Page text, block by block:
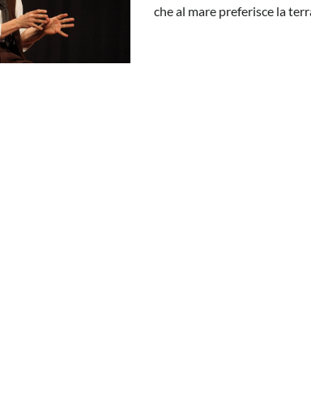
che al mare preferisce la